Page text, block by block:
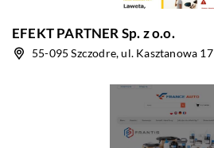
EFEKT PARTNER Sp. z o.o.
55-095 Szczodre, ul. Kasztanowa 17